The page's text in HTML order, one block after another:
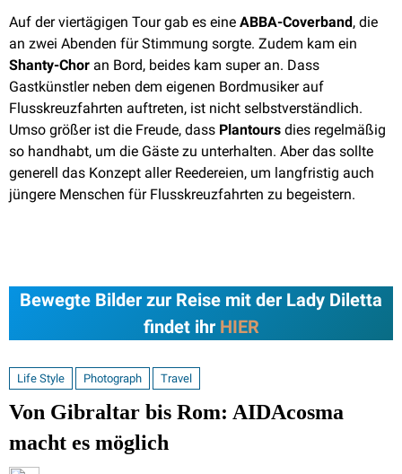
Auf der viertägigen Tour gab es eine ABBA-Coverband, die
an zwei Abenden für Stimmung sorgte. Zudem kam ein
Shanty-Chor an Bord, beides kam super an. Dass
Gastkünstler neben dem eigenen Bordmusiker auf
Flusskreuzfahrten auftreten, ist nicht selbstverständlich.
Umso größer ist die Freude, dass Plantours dies regelmäßig
so handhabt, um die Gäste zu unterhalten. Aber das sollte
generell das Konzept aller Reedereien, um langfristig auch
jüngere Menschen für Flusskreuzfahrten zu begeistern.
Bewegte Bilder zur Reise mit der Lady Diletta
findet ihr HIER
Life Style Photograph Travel
Von Gibraltar bis Rom: AIDAcosma
macht es möglich